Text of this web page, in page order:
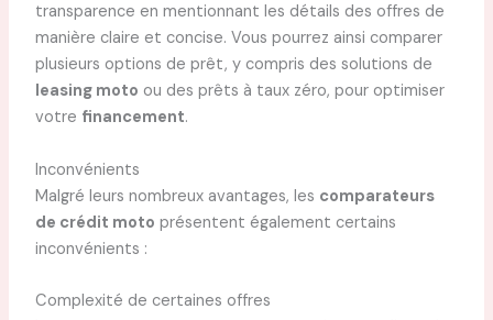
transparence en mentionnant les détails des offres de
manière claire et concise. Vous pourrez ainsi comparer
plusieurs options de prêt, y compris des solutions de
leasing moto ou des prêts à taux zéro, pour optimiser
votre financement.
Inconvénients
Malgré leurs nombreux avantages, les comparateurs
de crédit moto présentent également certains
inconvénients :
Complexité de certaines offres